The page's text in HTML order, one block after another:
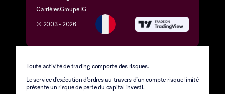
CarrièresGroupe IG
© 2003 - 2026
Toute activité de trading comporte des risques.
Le service d'exécution d'ordres au travers d’un compte risque limité
présente un risque de perte du capital investi.